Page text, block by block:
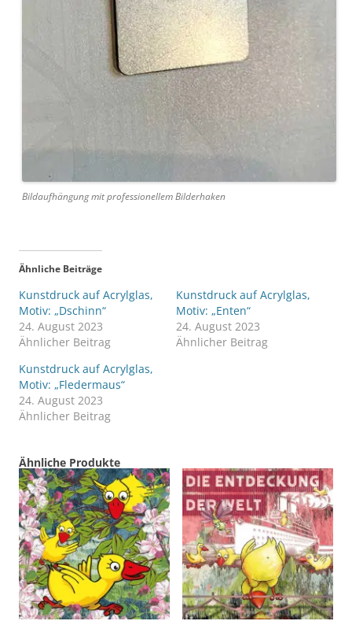
Bildaufhängung mit professionellem Bilderhaken
Ähnliche Beiträge
Kunstdruck auf Acrylglas,
Motiv: „Dschinn“
24. August 2023
Ähnlicher Beitrag
Kunstdruck auf Acrylglas,
Motiv: „Enten“
24. August 2023
Ähnlicher Beitrag
Kunstdruck auf Acrylglas,
Motiv: „Fledermaus“
24. August 2023
Ähnlicher Beitrag
Ähnliche Produkte